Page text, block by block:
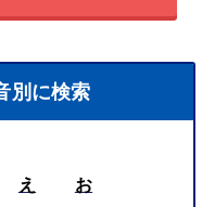
別に検索
え
お